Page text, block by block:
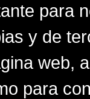
para
y de
web,
para